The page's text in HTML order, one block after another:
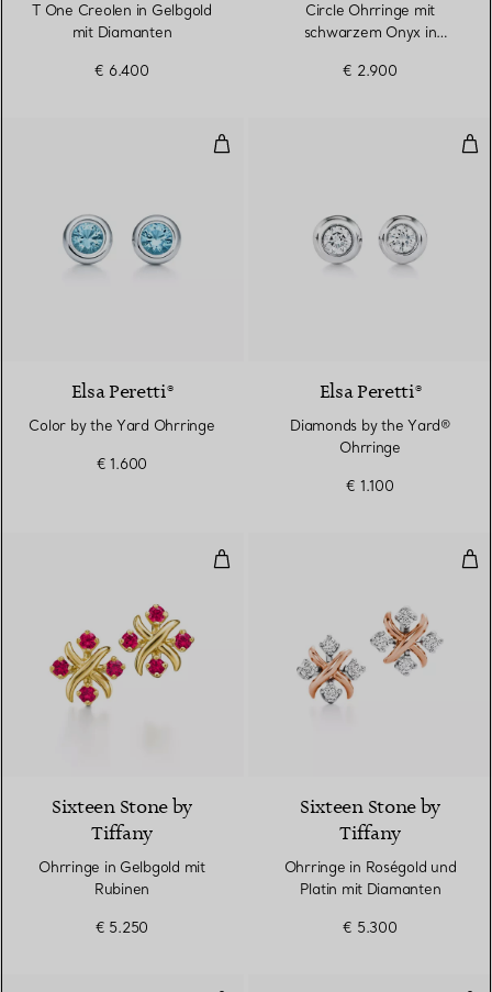
T One Creolen in Gelbgold
mit Diamanten
€ 6.400
Circle Ohrringe mit
schwarzem Onyx in
€ 2.900
Color by the Yard Ohrringe
Elsa Peretti®
Color by the Yard Ohrringe
€ 1.600
Elsa Peretti®
Diamonds by the Yard®
Ohrringe
€ 1.100
Ohrringe in Gelbgold mit Rubinen
Sixteen Stone by
Tiffany
Ohrringe in Gelbgold mit
Rubinen
€ 5.250
Sixteen Stone by
Tiffany
Ohrringe in Roségold und
Platin mit Diamanten
€ 5.300